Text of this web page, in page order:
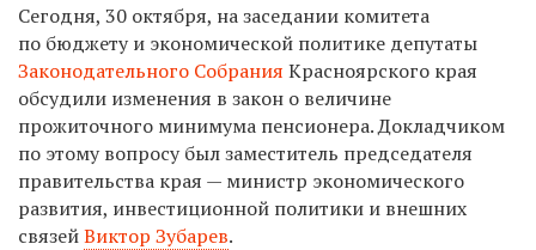
Сегодня, 30 октября, на заседании комитета
по бюджету и экономической политике депутаты
Законодательного Собрания Красноярского края
обсудили изменения в закон о величине
прожиточного минимума пенсионера. Докладчиком
по этому вопросу был заместитель председателя
правительства края — министр экономического
развития, инвестиционной политики и внешних
связейВиктор Зубарев.